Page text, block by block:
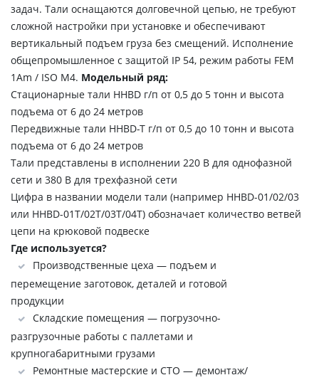
задач. Тали оснащаются долговечной цепью, не требуют
сложной настройки при установке и обеспечивают
вертикальный подъем груза без смещений. Исполнение
общепромышленное с защитой IP 54, режим работы FEM
1Аm / ISO M4. Модельный ряд:
Стационарные тали HHBD г/п от 0,5 до 5 тонн и высота
подъема от 6 до 24 метров
Передвижные тали HHBD-T г/п от 0,5 до 10 тонн и высота
подъема от 6 до 24 метров
Тали представлены в исполнении 220 В для однофазной
сети и 380 В для трехфазной сети
Цифра в названии модели тали (например HHBD-01/02/03
или HHBD-01T/02T/03T/04T) обозначает количество ветвей
цепи на крюковой подвеске
Где используется?
Производственные цеха — подъем и
перемещение заготовок, деталей и готовой
продукции
Складские помещения — погрузочно-
разгрузочные работы с паллетами и
крупногабаритными грузами
Ремонтные мастерские и СТО — демонтаж/